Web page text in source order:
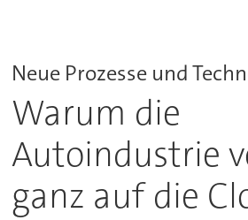
Neue Prozesse und
Warum die
Autoindustrie
ganz auf die